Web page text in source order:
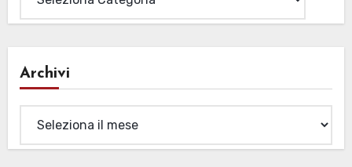
Archivi